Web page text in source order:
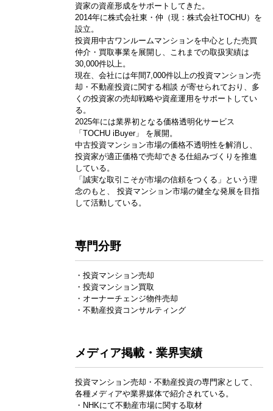
資家の資産形成をサポートしてきた。
2014年に株式会社東・仲（現：株式会社TOCHU）を
設立。
投資用中古ワンルームマンションを中心とした売買
仲介・買取事業を展開し、これまでの取扱実績は
30,000件以上。
現在、会社には年間7,000件以上の投資マンション売
却・不動産投資に関する相談 が寄せられており、多
くの投資家の売却戦略や資産運用をサポートしてい
る。
2025年には業界初となる価格透明化サービス
「TOCHU iBuyer」 を展開。
中古投資マンション市場の価格不透明性を解消し、
投資家が適正価格で売却できる仕組みづくりを推進
している。
「誠実な取引こそが市場の信頼をつくる」という理
念のもと、 投資マンション市場の健全な発展を目指
して活動している。
専門分野
・投資マンション売却
・投資マンション買取
・オーナーチェンジ物件売却
・不動産投資コンサルティング
メディア掲載・業界実績
投資マンション売却・不動産投資の専門家として、
各種メディアや業界媒体で紹介されている。
・NHKにて不動産市場に関する取材